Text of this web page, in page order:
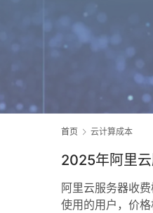
首页 云计算成本
2025年阿里
阿里云服务器收
使用的用户，价